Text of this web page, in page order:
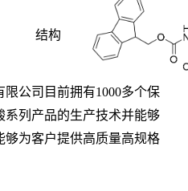
结构
限公司目前拥有1000多个保
系列产品的生产技术并能够
够为客户提供高质量高规格